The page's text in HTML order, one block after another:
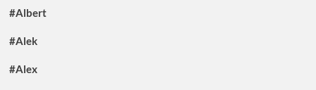
#Albert
#Alek
#Alex